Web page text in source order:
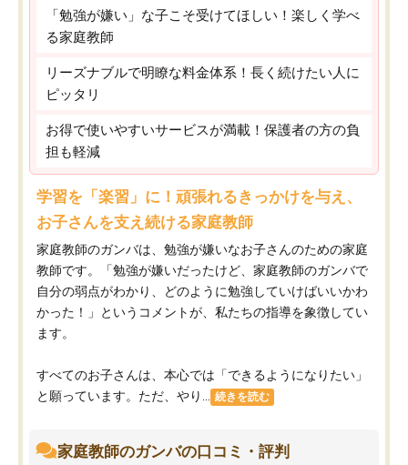
「勉強が嫌い」な子こそ受けてほしい！楽しく学べ
る家庭教師
リーズナブルで明瞭な料金体系！長く続けたい人に
ピッタリ
お得で使いやすいサービスが満載！保護者の方の負
担も軽減
学習を「楽習」に！頑張れるきっかけを与え、
お子さんを支え続ける家庭教師
家庭教師のガンバは、勉強が嫌いなお子さんのための家庭
教師です。「勉強が嫌いだったけど、家庭教師のガンバで
自分の弱点がわかり、どのように勉強していけばいいかわ
かった！」というコメントが、私たちの指導を象徴してい
ます。
すべてのお子さんは、本心では「できるようになりたい」
と願っています。ただ、やり...
続きを読む
家庭教師のガンバの口コミ・評判